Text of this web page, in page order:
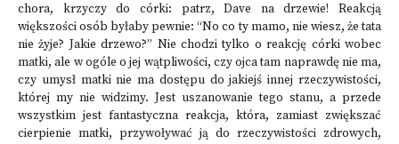
chora, krzyczy do córki: patrz, Dave na drzewie! Reakcją
większości osób byłaby pewnie: “No co ty mamo, nie wiesz, że tata
nie żyje? Jakie drzewo?” Nie chodzi tylko o reakcję córki wobec
matki, ale w ogóle o jej wątpliwości, czy ojca tam naprawdę nie ma,
czy umysł matki nie ma dostępu do jakiejś innej rzeczywistości,
której my nie widzimy. Jest uszanowanie tego stanu, a przede
wszystkim jest fantastyczna reakcja, która, zamiast zwiększać
cierpienie matki, przywoływać ją do rzeczywistości zdrowych,